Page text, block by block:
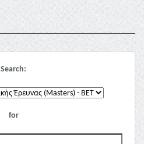
Search:
for